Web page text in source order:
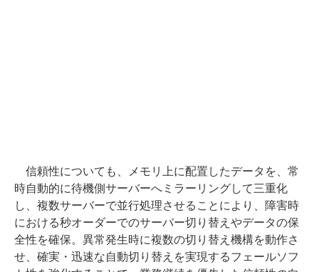
信頼性についても、メモリ上に配置したデータを、常
時自動的に待機側サーバーへミラーリングして三重化
し、複数サーバーで並行処理させることにより、障害時
における秒オーダーでのサーバー切り替えやデータの保
全性を確保。異常発生時に複数の切り替え機構を動作さ
せ、確実・迅速な自動切り替えを実現するフェールソフ